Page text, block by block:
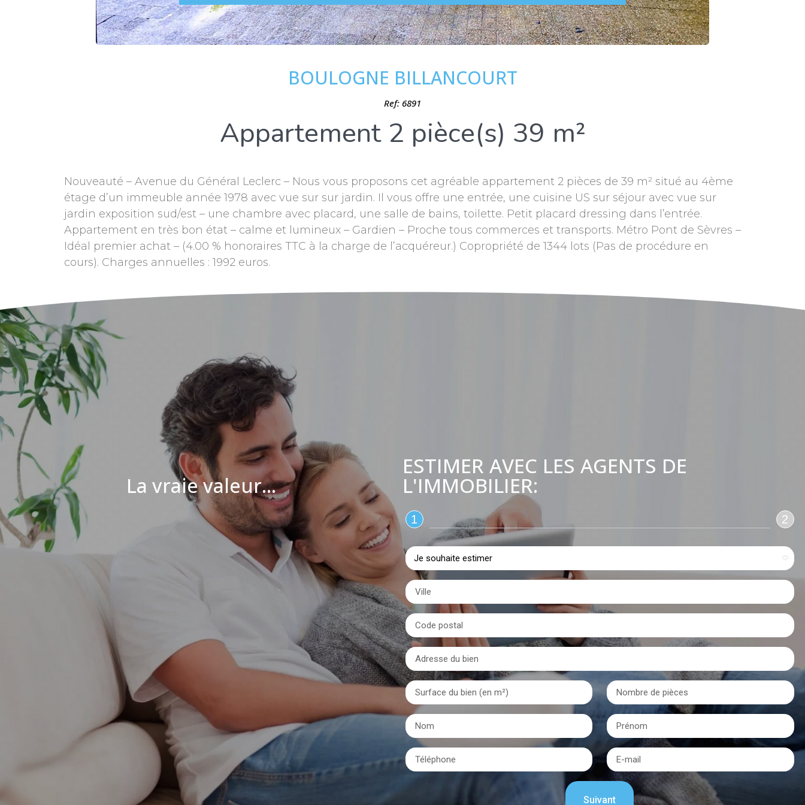
BOULOGNE BILLANCOURT
Ref: 6891
Appartement 2 pièce(s) 39 m²
Nouveauté – Avenue du Général Leclerc – Nous vous proposons cet agréable appartement 2 pièces de 39 m² situé au 4ème
étage d’un immeuble année 1978 avec vue sur sur jardin. Il vous offre une entrée, une cuisine US sur séjour avec vue sur
jardin exposition sud/est – une chambre avec placard, une salle de bains, toilette. Petit placard dressing dans l’entrée.
Appartement en très bon état – calme et lumineux – Gardien – Proche tous commerces et transports. Métro Pont de Sèvres –
Idéal premier achat – (4.00 % honoraires TTC à la charge de l’acquéreur.) Copropriété de 1344 lots (Pas de procédure en
cours). Charges annuelles : 1992 euros.
La vraie valeur...
ESTIMER AVEC LES AGENTS DE
L'IMMOBILIER:
1 2